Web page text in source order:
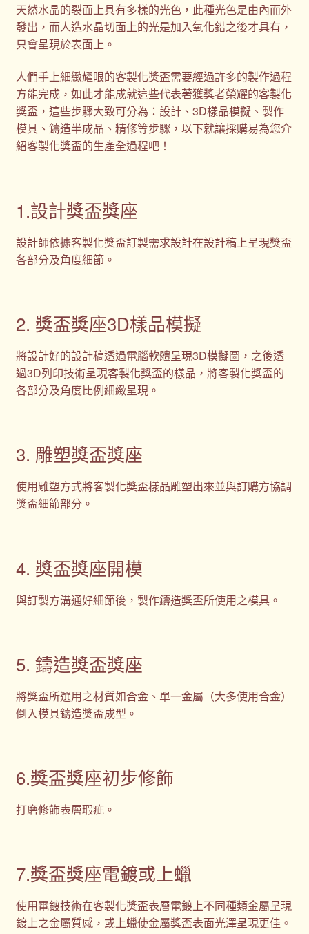
天然水晶的裂面上具有多樣的光色，此種光色是由內而外
發出，而人造水晶切面上的光是加入氧化鉛之後才具有，
只會呈現於表面上。
人們手上細緻耀眼的客製化獎盃需要經過許多的製作過程
方能完成，如此才能成就這些代表著獲獎者榮耀的客製化
獎盃，這些步驟大致可分為：設計、3D樣品模擬、製作
模具、鑄造半成品、精修等步驟，以下就讓採購易為您介
紹客製化獎盃的生產全過程吧！
1.設計獎盃獎座
設計師依據客製化獎盃訂製需求設計在設計稿上呈現獎盃
各部分及角度細節。
2. 獎盃獎座3D樣品模擬
將設計好的設計稿透過電腦軟體呈現3D模擬圖，之後透
過3D列印技術呈現客製化獎盃的樣品，將客製化獎盃的
各部分及角度比例細緻呈現。
3. 雕塑獎盃獎座
使用雕塑方式將客製化獎盃樣品雕塑出來並與訂購方協調
獎盃細節部分。
4. 獎盃獎座開模
與訂製方溝通好細節後，製作鑄造獎盃所使用之模具。
5. 鑄造獎盃獎座
將獎盃所選用之材質如合金、單一金屬（大多使用合金）
倒入模具鑄造獎盃成型。
6.獎盃獎座初步修飾
打磨修飾表層瑕疵。
7.獎盃獎座電鍍或上蠟
使用電鍍技術在客製化獎盃表層電鍍上不同種類金屬呈現
鍍上之金屬質感，或上蠟使金屬獎盃表面光澤呈現更佳。